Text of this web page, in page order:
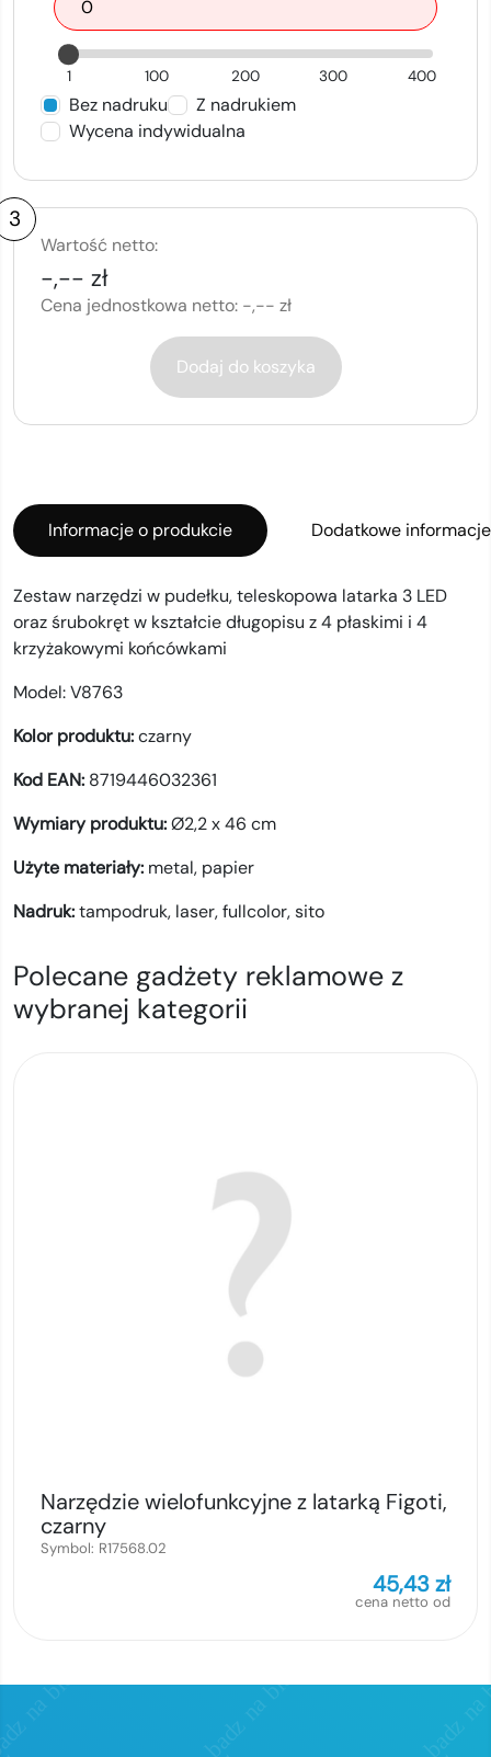
1 100 200 300 400
Bez nadruku
Z nadrukiem
Wycena indywidualna
3
Wartość netto:
-,-- zł
Cena jednostkowa netto: -,-- zł
Dodaj do koszyka
Informacje o produkcie Dodatkowe informacje
Zestaw narzędzi w pudełku, teleskopowa latarka 3 LED
oraz śrubokręt w kształcie długopisu z 4 płaskimi i 4
krzyżakowymi końcówkami
Model:V8763
Kolor produktu:czarny
Kod EAN: 8719446032361
Wymiary produktu:Ø2,2 x 46 cm
Użyte materiały: metal, papier
Nadruk:tampodruk, laser,fullcolor,sito
Polecane gadżety reklamowe z
wybranej kategorii
Narzędzie wielofunkcyjne z latarką Figoti,
czarny
Symbol: R17568.02
45,43zł
cena netto od